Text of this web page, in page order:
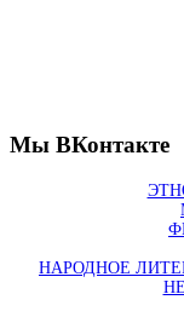
Мы ВКонтакте
НАРОДНОЕ